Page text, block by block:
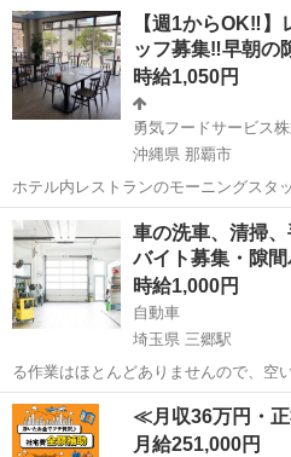
沖縄 名護市 てだこ浦西駅
【週1からOK‼️
ッフ募集‼️早朝の
時給1,050円
勇気フードサービス
沖縄県 那覇市
ホテル内レストランのモーニングスタッフの募集♫
理の補助 •食器洗い（食洗機利用） など
心者でも大歓迎‼️ ※早朝のお仕事なの
できます‼️
沖縄 レストラン ス
車の洗車、清掃
バイト募集・隙間
時給1,000円
自動車
埼玉県 三郷駅
る作業はほとんどありませんので、空
覚でご応募ください…
埼玉 三郷市 三郷駅 その他
≪月収36万円・
月給251,000円